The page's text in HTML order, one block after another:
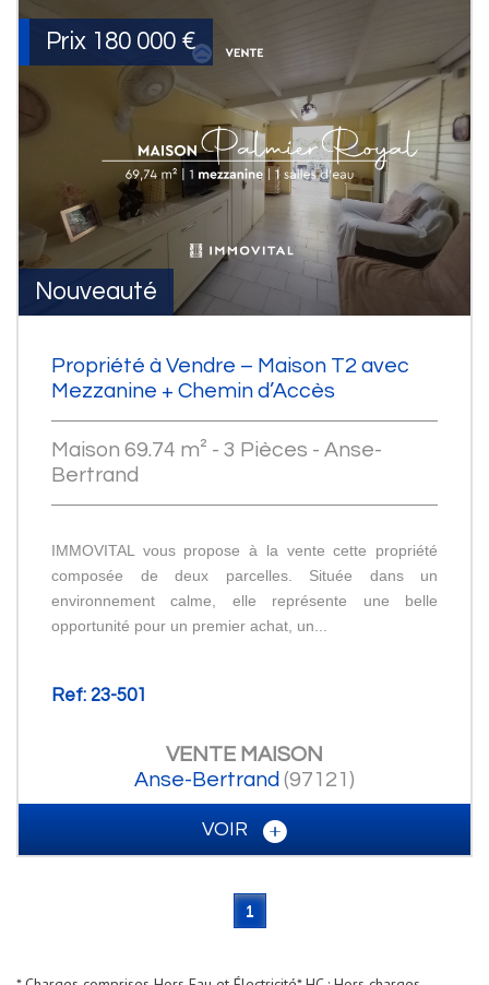
Nouveauté
Prix 180 000 €
Propriété à Vendre – Maison T2 avec
Mezzanine + Chemin d’Accès
Maison 69.74 m² - 3 Pièces - Anse-
Bertrand
IMMOVITAL vous propose à la vente cette propriété
composée de deux parcelles. Située dans un
environnement calme, elle représente une belle
opportunité pour un premier achat, un...
Ref: 23-501
VENTE MAISON
Anse-Bertrand (97121)
VOIR
1